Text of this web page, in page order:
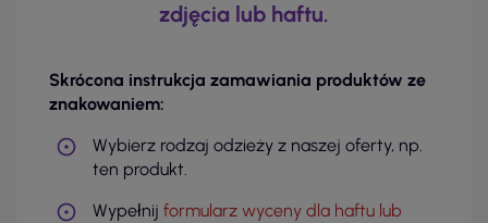
zdjęcia lub haftu.
Skrócona instrukcja zamawiania produktów ze
znakowaniem:
Wybierz rodzaj odzieży z naszej oferty, np.
ten produkt.
Wypełnij formularz wyceny dla haftu lub